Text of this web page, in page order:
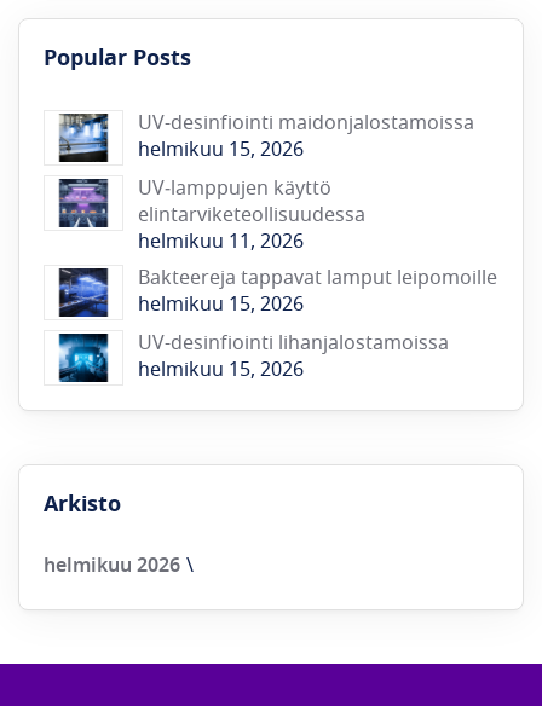
Popular Posts
UV-desinfiointi maidonjalostamoissa
helmikuu 15, 2026
UV‑lamppujen käyttö
elintarviketeollisuudessa
helmikuu 11, 2026
Bakteereja tappavat lamput leipomoille
helmikuu 15, 2026
UV-desinfiointi lihanjalostamoissa
helmikuu 15, 2026
Arkisto
helmikuu 2026